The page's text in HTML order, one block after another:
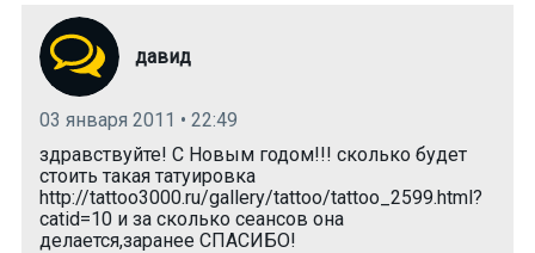
давид
03 января 2011 • 22:49
здравствуйте! С Новым годом!!! сколько будет
стоить такая татуировка
http://tattoo3000.ru/gallery/tattoo/tattoo_2599.html?
catid=10 и за сколько сеансов она
делается,заранее СПАСИБО!